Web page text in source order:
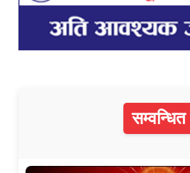
सम्वन्धित